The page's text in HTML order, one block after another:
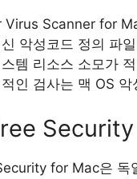
Scanner for
악성코드 정의 파
템 리소스 소모가
인 검사는 맥 OS
for Mac은 독